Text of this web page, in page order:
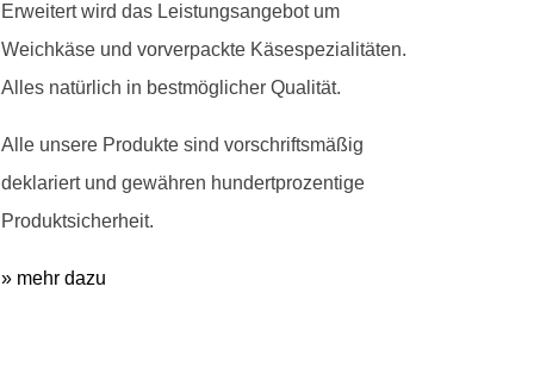
Erweitert wird das Leistungsangebot um
Weichkäse und vorverpackte Käsespezialitäten.
Alles natürlich in bestmöglicher Qualität.
Alle unsere Produkte sind vorschriftsmäßig
deklariert und gewähren hundertprozentige
Produktsicherheit.
» mehr dazu